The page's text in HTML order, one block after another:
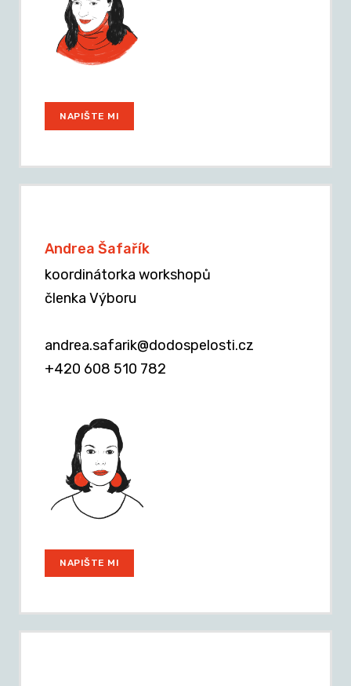
NAPIŠTE MI
Andrea Šafařík
koordinátorka workshopů
členka Výboru
andrea.safarik@dodospelosti.cz
+420 608 510 782
NAPIŠTE MI